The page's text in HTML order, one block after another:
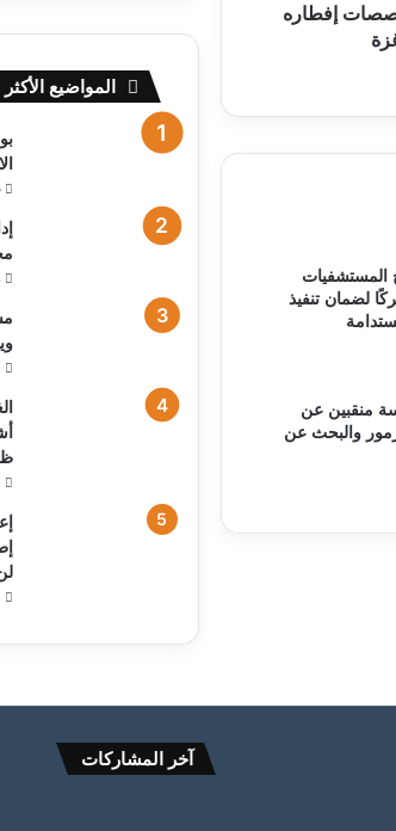
إفطاره
المستشفيات
لضمان تنفيذ
منقبين عن
والبحث عن
المواضيع
آخر المشاركات